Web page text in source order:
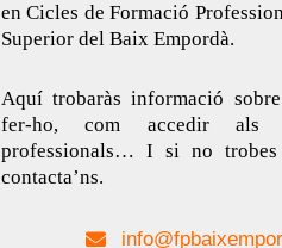
en Cicles de Formació
Superior del Baix Empordà.
Aquí trobaràs informació
fer-ho, com accedir als
professionals… I si no trobes
contacta’ns.